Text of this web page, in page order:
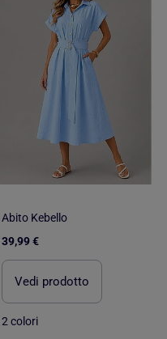
Abito Kebello
39,99 €
Vedi prodotto
2 colori